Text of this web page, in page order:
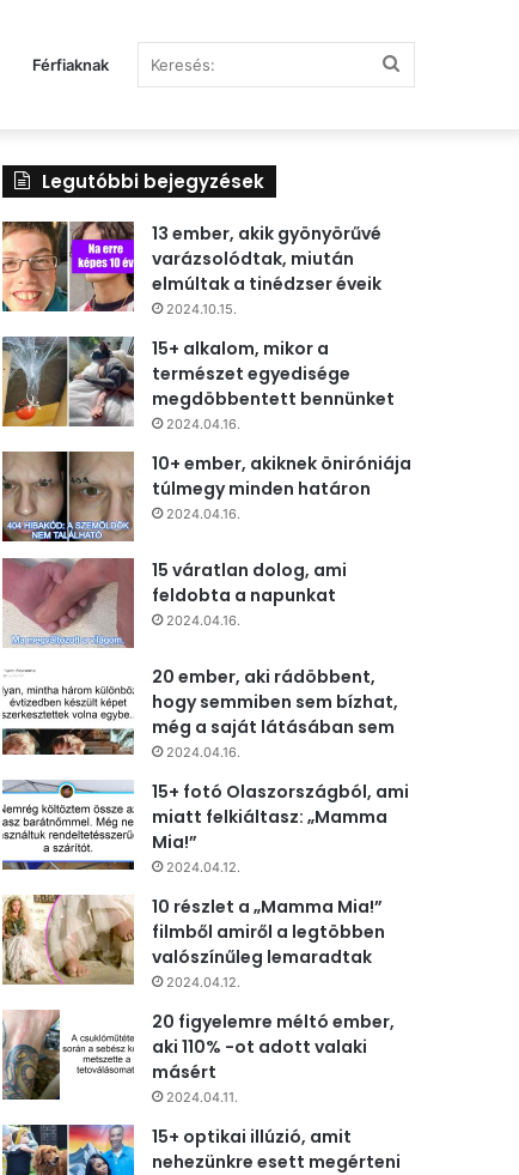
Férfiaknak
Legutóbbi bejegyzések
13 ember, akik gyönyörűvé
varázsolódtak, miután
elmúltak a tinédzser éveik
2024.10.15.
15+ alkalom, mikor a
természet egyedisége
megdöbbentett bennünket
2024.04.16.
10+ ember, akiknek öniróniája
túlmegy minden határon
2024.04.16.
15 váratlan dolog, ami
feldobta a napunkat
2024.04.16.
20 ember, aki rádöbbent,
hogy semmiben sem bízhat,
még a saját látásában sem
2024.04.16.
15+ fotó Olaszországból, ami
miatt felkiáltasz: „Mamma
Mia!”
2024.04.12.
10 részlet a „Mamma Mia!”
filmből amiről a legtöbben
valószínűleg lemaradtak
2024.04.12.
20 figyelemre méltó ember,
aki 110% -ot adott valaki
másért
2024.04.11.
15+ optikai illúzió, amit
nehezünkre esett megérteni